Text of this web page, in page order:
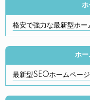
ホ
格安で強力な最新型ホ
ホー
最新型SEOホームペー